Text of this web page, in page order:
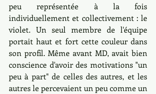
peu représentée à la fois
individuellement et collectivement : le
violet. Un seul membre de l'équipe
portait haut et fort cette couleur dans
son profil. Même avant MD, avait bien
conscience d'avoir des motivations "un
peu à part" de celles des autres, et les
autres le percevaient un peu comme un